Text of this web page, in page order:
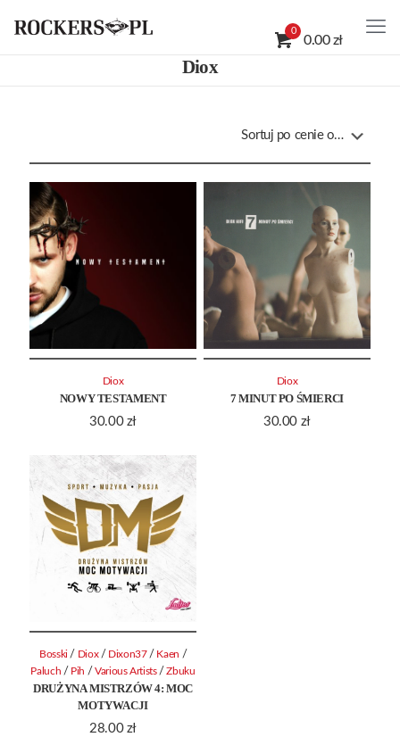
0
0.00 zł
Diox
NOWY TESTAMENT
30.00 zł
Diox
7 MINUT PO ŚMIERCI
30.00 zł
Diox
DRUŻYNA MISTRZÓW 4: MOC
MOTYWACJI
28.00 zł
Bosski / Diox / Dixon37 / Kaen /
Paluch / Pih / Various Artists /Zbuku